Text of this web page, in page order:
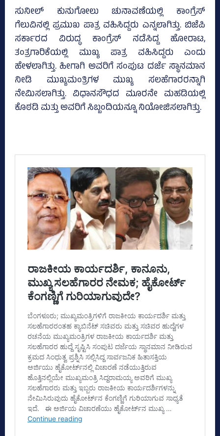
ಸುನೀಲ್‌ ಕುನುಗೋಲು ಚುನಾವಣೆಯಲ್ಲಿ ಕಾಂಗ್ರೆಸ್
ಗೆಲುವಿನಲ್ಲಿ ಪ್ರಮುಖ ಪಾತ್ರ ವಹಿಸಿದ್ದರು ಎನ್ನಲಾಗಿತ್ತು. ಬಿಜೆಪಿ
ಸರ್ಕಾರದ ವಿರುದ್ಧ ಕಾಂಗ್ರೆಸ್‌ ನಡೆಸಿದ್ದ ಹೋರಾಟ,
ತಂತ್ರಗಾರಿಕೆಯಲ್ಲಿ ಮುಖ್ಯ ಪಾತ್ರ ವಹಿಸಿದ್ದರು ಎಂದು
ಹೇಳಲಾಗಿತ್ತು. ಹೀಗಾಗಿ ಅವರಿಗೆ ಸಂಪುಟ ದರ್ಜೆ ಸ್ಥಾನಮಾನ
ನೀಡಿ ಮುಖ್ಯಮಂತ್ರಿಗಳ ಮುಖ್ಯ ಸಲಹೆಗಾರರನ್ನಾಗಿ
ನೇಮಿಸಲಾಗಿತ್ತು. ವಿಧಾನಸೌಧದ ಮೂರನೇ ಮಹಡಿಯಲ್ಲಿ
ಕೊಠಡಿ ಮತ್ತು ಅವರಿಗೆ ಸಿಬ್ಬಂದಿಯನ್ನೂ ನಿಯೋಜಿಸಲಾಗಿತ್ತು.